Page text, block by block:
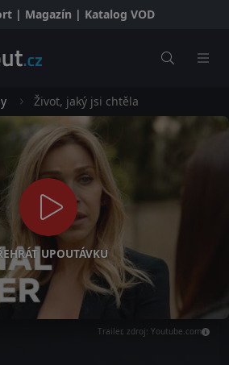
| Magazín | Katalog VOD
Život, jaký jsi chtěla
UPOUTÁVKU
Trailer, zdroj: Youtube.com